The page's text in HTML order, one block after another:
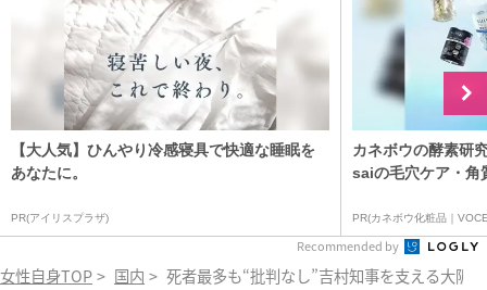
【大人気】ひんやり冷感寝具で快適な睡眠を
あなたに。
PR(アイリスプラザ)
カネボウの酵素研
saiの毛穴ケア・角
PR(カネボウ化粧品｜
Recommended by
女性自身TOP > 国内 > 死者最多も“批判なし”吉村知事を支える大阪